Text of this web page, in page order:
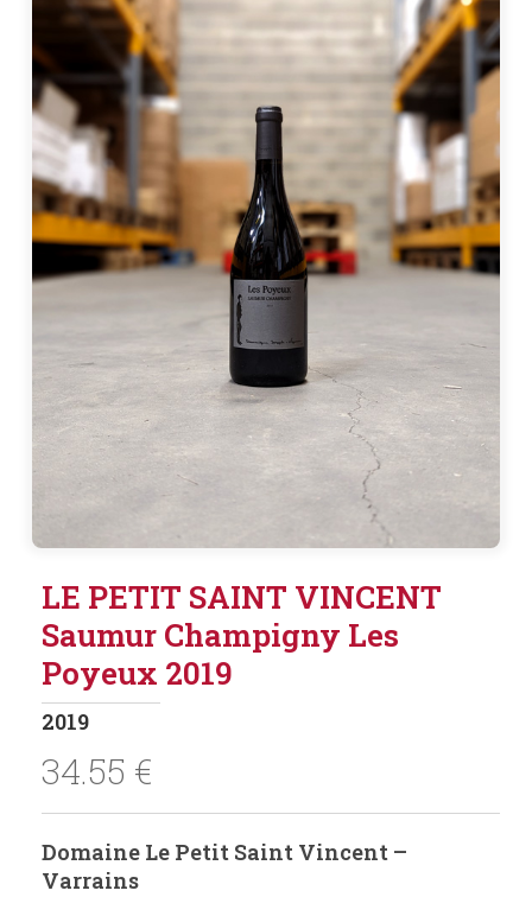
LE PETIT SAINT VINCENT
Saumur Champigny Les
Poyeux 2019
2019
34.55 €
Domaine Le Petit Saint Vincent –
Varrains